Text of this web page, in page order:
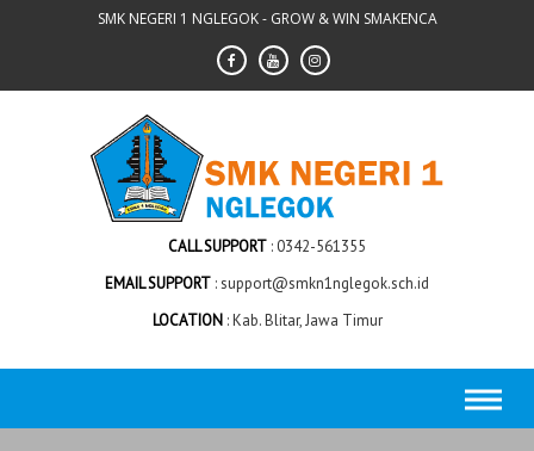
SMK NEGERI 1 NGLEGOK - GROW & WIN SMAKENCA
CALL SUPPORT 0342-561355
EMAIL SUPPORT support@smkn1nglegok.sch.id
LOCATION Kab. Blitar, Jawa Timur